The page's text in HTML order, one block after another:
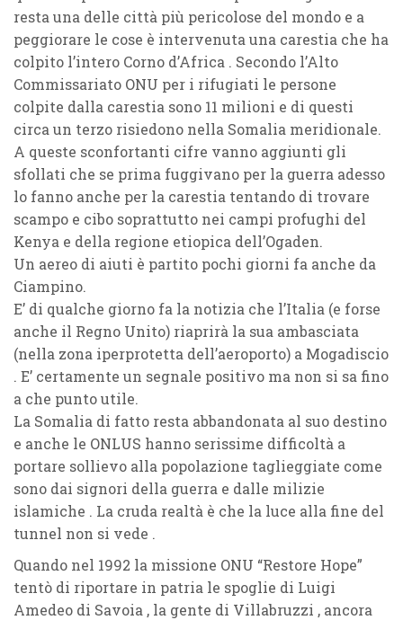
resta una delle città più pericolose del mondo e a
peggiorare le cose è intervenuta una carestia che ha
colpito l’intero Corno d’Africa . Secondo l’Alto
Commissariato ONU per i rifugiati le persone
colpite dalla carestia sono 11 milioni e di questi
circa un terzo risiedono nella Somalia meridionale.
A queste sconfortanti cifre vanno aggiunti gli
sfollati che se prima fuggivano per la guerra adesso
lo fanno anche per la carestia tentando di trovare
scampo e cibo soprattutto nei campi profughi del
Kenya e della regione etiopica dell’Ogaden.
Un aereo di aiuti è partito pochi giorni fa anche da
Ciampino.
E’ di qualche giorno fa la notizia che l’Italia (e forse
anche il Regno Unito) riaprirà la sua ambasciata
(nella zona iperprotetta dell’aeroporto) a Mogadiscio
. E’ certamente un segnale positivo ma non si sa fino
a che punto utile.
La Somalia di fatto resta abbandonata al suo destino
e anche le ONLUS hanno serissime difficoltà a
portare sollievo alla popolazione taglieggiate come
sono dai signori della guerra e dalle milizie
islamiche . La cruda realtà è che la luce alla fine del
tunnel non si vede .
Quando nel 1992 la missione ONU “Restore Hope”
tentò di riportare in patria le spoglie di Luigi
Amedeo di Savoia , la gente di Villabruzzi , ancora